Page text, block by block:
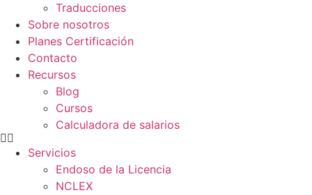
Traducciones
Sobre nosotros
Planes Certificación
Contacto
Recursos
Blog
Cursos
Calculadora de salarios
Servicios
Endoso de la Licencia
NCLEX